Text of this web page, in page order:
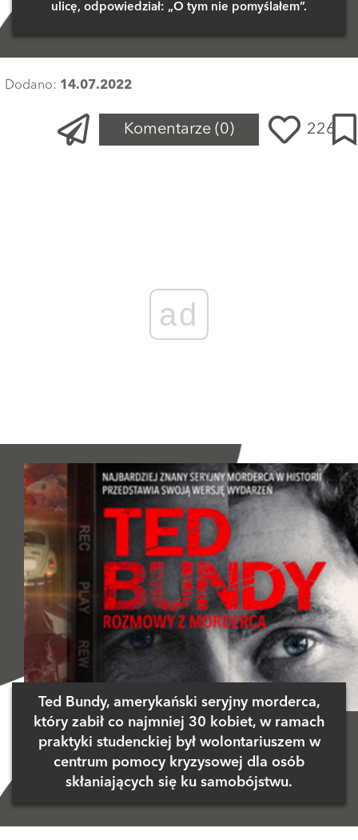
ulicę, odpowiedział: „O tym nie pomyślałem”.
Dodano: 14.07.2022
Komentarze (0) 226
ad
Ted Bundy, amerykański seryjny morderca,
który zabił co najmniej 30 kobiet, w ramach
praktyki studenckiej był wolontariuszem w
centrum pomocy kryzysowej dla osób
skłaniających się ku samobójstwu.